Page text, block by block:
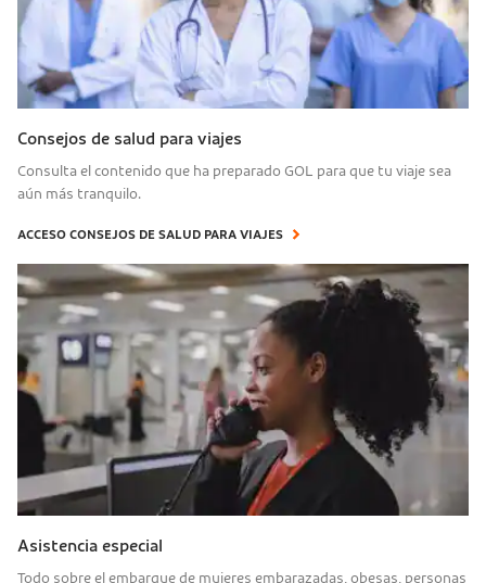
Consejos de salud para viajes
Consulta el contenido que ha preparado GOL para que tu viaje sea
aún más tranquilo.
ACCESO CONSEJOS DE SALUD PARA VIAJES
Asistencia especial
Todo sobre el embarque de mujeres embarazadas, obesas, personas